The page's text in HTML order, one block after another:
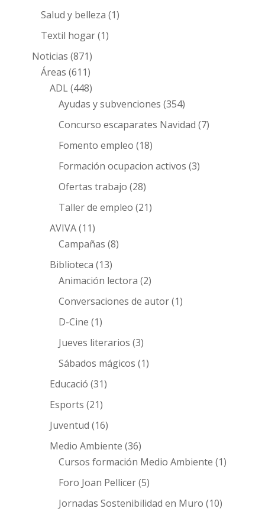
Salud y belleza (1)
Textil hogar(1)
Noticias (871)
Áreas (611)
ADL(448)
Ayudas y subvenciones (354)
Concurso escaparates Navidad (7)
Fomento empleo (18)
Formación ocupacion activos (3)
Ofertas trabajo (28)
Taller de empleo (21)
AVIVA(11)
Campañas (8)
Biblioteca (13)
Animación lectora (2)
Conversaciones de autor(1)
D-Cine (1)
Jueves literarios (3)
Sábados mágicos (1)
Educació (31)
Esports (21)
Juventud (16)
Medio Ambiente (36)
Cursos formación Medio Ambiente (1)
Foro Joan Pellicer(5)
Jornadas Sostenibilidad en Muro (10)